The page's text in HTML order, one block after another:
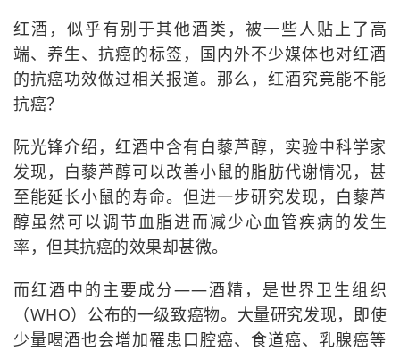
红酒，似乎有别于其他酒类，被一些人贴上了高
端、养生、抗癌的标签，国内外不少媒体也对红酒
的抗癌功效做过相关报道。那么，红酒究竟能不能
抗癌？
阮光锋介绍，红酒中含有白藜芦醇，实验中科学家
发现，白藜芦醇可以改善小鼠的脂肪代谢情况，甚
至能延长小鼠的寿命。但进一步研究发现，白藜芦
醇虽然可以调节血脂进而减少心血管疾病的发生
率，但其抗癌的效果却甚微。
而红酒中的主要成分——酒精，是世界卫生组织
（WHO）公布的一级致癌物。大量研究发现，即使
少量喝酒也会增加罹患口腔癌、食道癌、乳腺癌等